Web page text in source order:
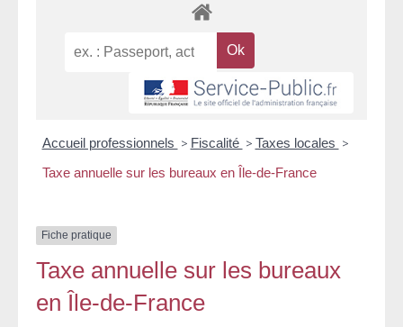
Accueil professionnels > Fiscalité > Taxes locales >
Taxe annuelle sur les bureaux en Île-de-France
Fiche pratique
Taxe annuelle sur les bureaux
en Île-de-France